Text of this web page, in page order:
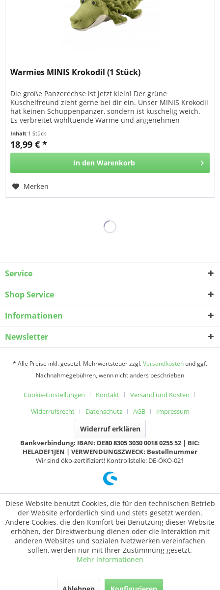
Warmies MINIS Krokodil (1 Stück)
Die große Panzerechse ist jetzt klein! Der grüne
Kuschelfreund zieht gerne bei dir ein. Unser MINIS Krokodil
hat keinen Schuppenpanzer, sondern ist kuschelig weich.
Es verbreitet wohltuende Wärme und angenehmen
Inhalt 1 Stück
18,99 € *
In den Warenkorb
Merken
Service
Shop Service
Informationen
Newsletter
* Alle Preise inkl. gesetzl. Mehrwertsteuer zzgl.Versandkosten und ggf.
Nachnahmegebühren, wenn nicht anders beschrieben
Cookie-Einstellungen Kontakt
Versand und Kosten
Widerrufsrecht
Datenschutz AGB Impressum
Widerruf erklären
Bankverbindung: IBAN: DE80 8305 3030 0018 0255 52 | BIC:
HELADEF1JEN | VERWENDUNGSZWECK: Bestellnummer
Wir sind öko-zertifiziert! Kontrollstelle: DE-ÖKO-021
Diese Website benutzt Cookies, die für den technischen Betrieb
der Website erforderlich sind und stets gesetzt werden.
Andere Cookies, die den Komfort bei Benutzung dieser Website
erhöhen, der Direktwerbung dienen oder die Interaktion mit
anderen Websites und sozialen Netzwerken vereinfachen
sollen, werden nur mit Ihrer Zustimmung gesetzt.
Mehr Informationen